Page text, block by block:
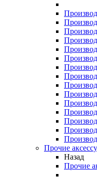
Прочие
Назад
Прочие